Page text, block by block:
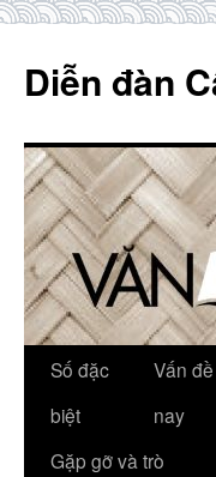
content
Diễn đàn
Số đặc
biệt
Vấn
nay
Gặp gỡ và trò